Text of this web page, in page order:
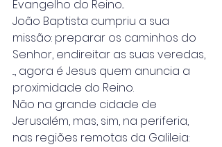
Evangelho do Reino...
João Baptista cumpriu a sua
missão: preparar os caminhos do
Senhor, endireitar as suas veredas,
..., agora é Jesus quem anuncia a
proximidade do Reino.
Não na grande cidade de
Jerusalém, mas, sim, na periferia,
nas regiões remotas da Galileia: